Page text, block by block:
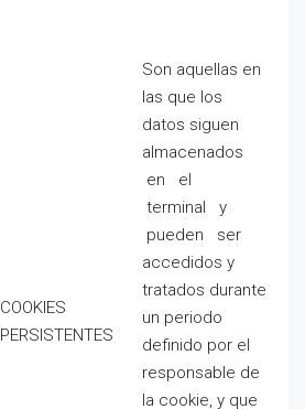
COOKIES
PERSISTENTES
Son aquellas en
las que los
datos siguen
almacenados
en el
terminal y
pueden ser
accedidos y
tratados durante
un periodo
definido por el
responsable de
la cookie, y que